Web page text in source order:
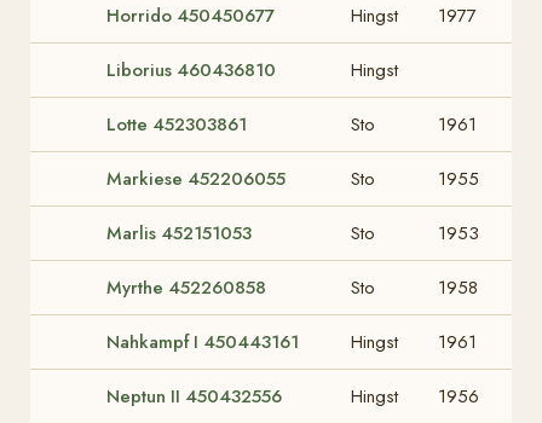
Horrido 450450677 Hingst 1977
Liborius 460436810 Hingst
Lotte 452303861 Sto 1961
Markiese 452206055 Sto 1955
Marlis 452151053 Sto 1953
Myrthe 452260858 Sto 1958
Nahkampf I 450443161 Hingst 1961
Neptun II 450432556 Hingst 1956